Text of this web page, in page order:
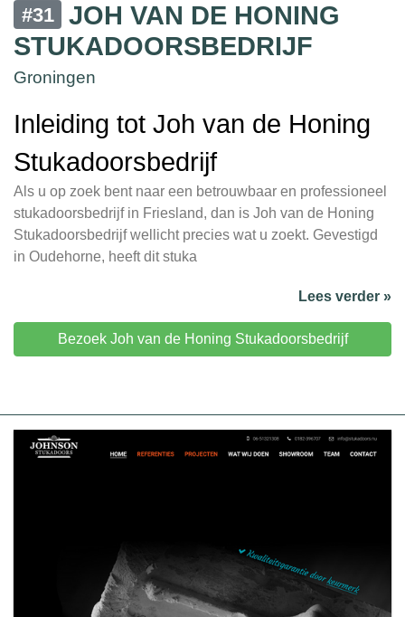
#31
JOH VAN DE HONING
STUKADOORSBEDRIJF
Groningen
Inleiding tot Joh van de Honing
Stukadoorsbedrijf
Als u op zoek bent naar een betrouwbaar en professioneel
stukadoorsbedrijf in Friesland, dan is Joh van de Honing
Stukadoorsbedrijf wellicht precies wat u zoekt. Gevestigd
in Oudehorne, heeft dit stuka
Lees verder »
Bezoek Joh van de Honing Stukadoorsbedrijf